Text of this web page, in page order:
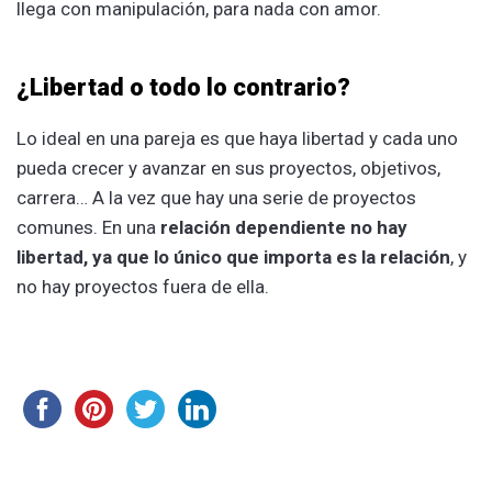
llega con manipulación, para nada con amor.
¿Libertad o todo lo contrario?
Lo ideal en una pareja es que haya libertad y cada uno
pueda crecer y avanzar en sus proyectos, objetivos,
carrera… A la vez que hay una serie de proyectos
comunes. En una relación dependiente no hay
libertad, ya que lo único que importa es la relación, y
no hay proyectos fuera de ella.